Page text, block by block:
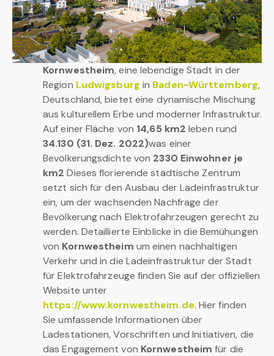
Kornwestheim, eine lebendige Stadt in der
Region Ludwigsburg in Baden-Württemberg,
Deutschland, bietet eine dynamische Mischung
aus kulturellem Erbe und moderner Infrastruktur.
Auf einer Fläche von 14,65 km2 leben rund
34.130 (31. Dez. 2022)was einer
Bevölkerungsdichte von 2330 Einwohner je
km2 Dieses florierende städtische Zentrum
setzt sich für den Ausbau der Ladeinfrastruktur
ein, um der wachsenden Nachfrage der
Bevölkerung nach Elektrofahrzeugen gerecht zu
werden. Detaillierte Einblicke in die Bemühungen
von Kornwestheim um einen nachhaltigen
Verkehr und in die Ladeinfrastruktur der Stadt
für Elektrofahrzeuge finden Sie auf der offiziellen
Website unter
https://www.kornwestheim.de. Hier finden
Sie umfassende Informationen über
Ladestationen, Vorschriften und Initiativen, die
das Engagement von Kornwestheim für die